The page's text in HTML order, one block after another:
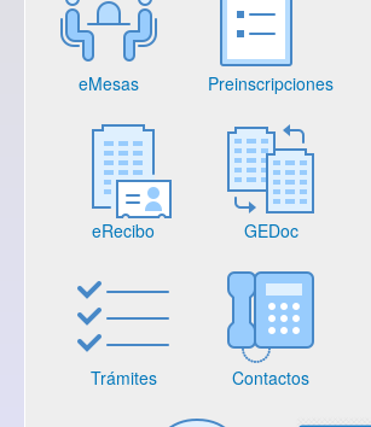
eMesas Preinscripciones
eRecibo GEDoc
Trámites Contactos